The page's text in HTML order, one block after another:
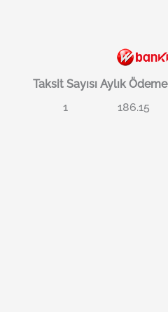
Taksit Sayısı Aylık Ödeme
1
186.15